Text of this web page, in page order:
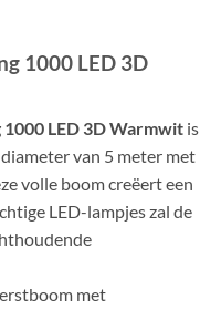
1000 LED 3D
LED 3D Warmwit is
van 5 meter met
volle boom creëert een
LED-lampjes zal de
met